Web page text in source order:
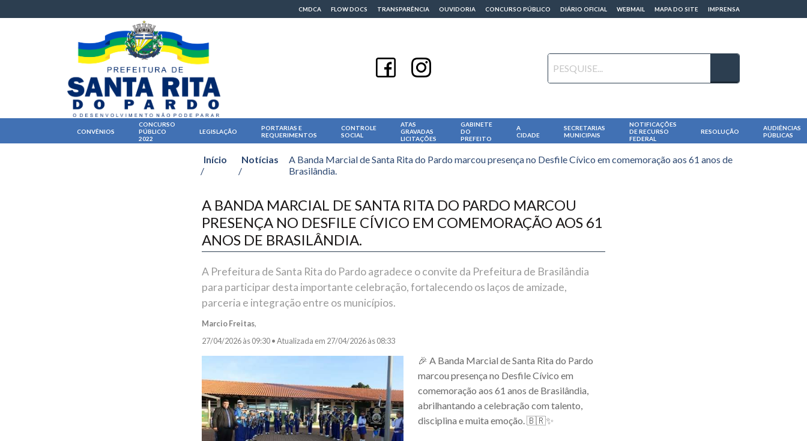
CMDCA FLOW DOCS TRANSPARÊNCIA OUVIDORIA CONCURSO PÚBLICO DIÁRIO OFICIAL WEBMAIL MAPA DO SITE IMPRENSA
CONVÊNIOS
CONCURSO
PÚBLICO
2022
LEGISLAÇÃO
PORTARIAS E
REQUERIMENTOS
CONTROLE
SOCIAL
ATAS
GRAVADAS
LICITAÇÕES
GABINETE
DO
PREFEITO
A
CIDADE
SECRETARIAS
MUNICIPAIS
NOTIFICAÇÕES
DE RECURSO
FEDERAL
RESOLUÇÃO
AUDIÊNCIAS
PÚBLICAS
Início
/
Notícias
/
A Banda Marcial de Santa Rita do Pardo marcou presença no Desfile Cívico em comemoração aos 61 anos de
Brasilândia.
A BANDA MARCIAL DE SANTA RITA DO PARDO MARCOU
PRESENÇA NO DESFILE CÍVICO EM COMEMORAÇÃO AOS 61
ANOS DE BRASILÂNDIA.
A Prefeitura de Santa Rita do Pardo agradece o convite da Prefeitura de Brasilândia
para participar desta importante celebração, fortalecendo os laços de amizade,
parceria e integração entre os municípios.
Marcio Freitas,
27/04/2026 às 09:30 •Atualizada em 27/04/2026 às 08:33
🎉 A Banda Marcial de Santa Rita do Pardo
marcou presença no Desfile Cívico em
comemoração aos 61 anos de Brasilândia,
abrilhantando a celebração com talento,
disciplina e muita emoção. 🇧🇷✨